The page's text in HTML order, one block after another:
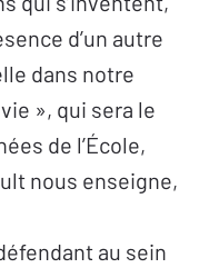
d’un autre
dans notre
», qui sera le
de l’École,
nous enseigne,
au sein